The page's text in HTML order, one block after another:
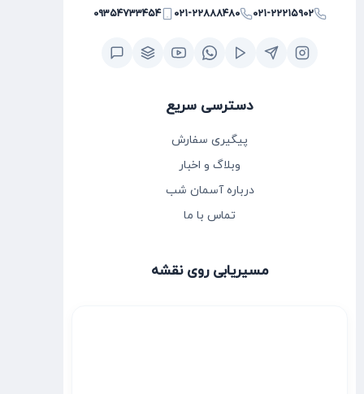
۰۲۱-۲۲۲۱۵۹۰۲ ۰۲۱-۲۲۸۸۸۴۸۰ ۰۹۳۵۴۷۳۳۴۵۴
دسترسی سریع
پیگیری سفارش
وبلاگ و اخبار
درباره آسمان شب
تماس با ما
مسیریابی روی نقشه